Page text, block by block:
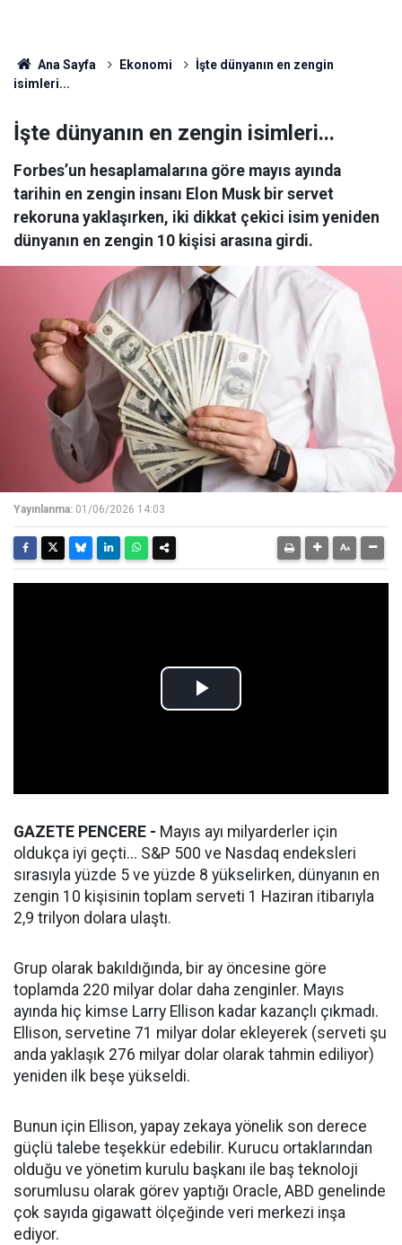
Ana Sayfa Ekonomi
İşte dünyanın en zengin
isimleri...
İşte dünyanın en zengin isimleri...
Forbes’un hesaplamalarına göre mayıs ayında
tarihin en zengin insanı Elon Musk bir servet
rekoruna yaklaşırken, iki dikkat çekici isim yeniden
dünyanın en zengin 10 kişisi arasına girdi.
Yayınlanma: 01/06/2026 14:03
GAZETE PENCERE - Mayıs ayı milyarderler için
oldukça iyi geçti... S&P 500 ve Nasdaq endeksleri
sırasıyla yüzde 5 ve yüzde 8 yükselirken, dünyanın en
zengin 10 kişisinin toplam serveti 1 Haziran itibarıyla
2,9 trilyon dolara ulaştı.
Grup olarak bakıldığında, bir ay öncesine göre
toplamda 220 milyar dolar daha zenginler. Mayıs
ayında hiç kimse Larry Ellison kadar kazançlı çıkmadı.
Ellison, servetine 71 milyar dolar ekleyerek (serveti şu
anda yaklaşık 276 milyar dolar olarak tahmin ediliyor)
yeniden ilk beşe yükseldi.
Bunun için Ellison, yapay zekaya yönelik son derece
güçlü talebe teşekkür edebilir. Kurucu ortaklarından
olduğu ve yönetim kurulu başkanı ile baş teknoloji
sorumlusu olarak görev yaptığı Oracle, ABD genelinde
çok sayıda gigawatt ölçeğinde veri merkezi inşa
ediyor.